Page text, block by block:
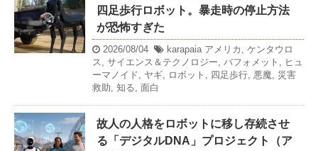
四足歩行ロボット。暴走時の停止方法
が恐怖すぎた
2026/08/04 karapaia アメリカ , ケンタウロ
ス , サイエンス＆テクノロジー, バフォメット , ヒュ
ーマノイド, ヤギ, ロボット , 四足歩行, 悪魔, 災害
救助, 知る, 面白
故人の人格をロボットに移し存続させ
る「デジタルDNA」プロジェクト（ア